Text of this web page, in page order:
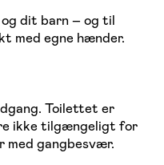
dit barn – og til
med egne hænder.
Toilettet er
ikke tilgængeligt for
med gangbesvær.